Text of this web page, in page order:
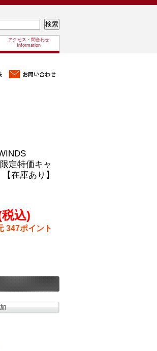
アクセス・問合わせ
Information
定特価キャ
在庫あり】
税込)
347ポイント